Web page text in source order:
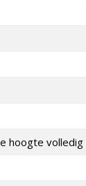
hoogte